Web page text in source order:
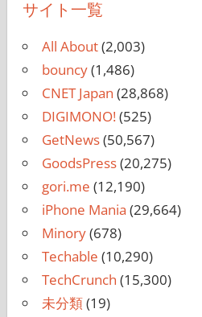
All About(2,003)
bouncy(1,486)
CNET Japan(28,868)
DIGIMONO!(525)
GetNews(50,567)
GoodsPress (20,275)
gori.me(12,190)
iPhone Mania
Minory(678)
Techable(10,290)
TechCrunch